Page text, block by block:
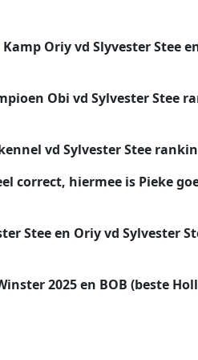
Oriy vd Slyvester Stee
Obi vd Sylvester Stee
vd Sylvester Stee
correct, hiermee is Pieke
Stee en Oriy vd Sylvester
2025 en BOB (beste